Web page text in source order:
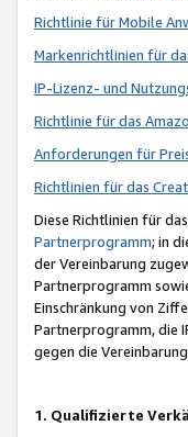
Richtlinie für Mobile
Markenrichtlinien für
IP-Lizenz- und
Richtlinie für das
Anforderungen für
Richtlinien für das
Diese Richtlinien für
Partnerprogramm; in
der Vereinbarung
Partnerprogramm
Einschränkung von
Partnerprogramm, die
gegen die
1. Qualifizierte